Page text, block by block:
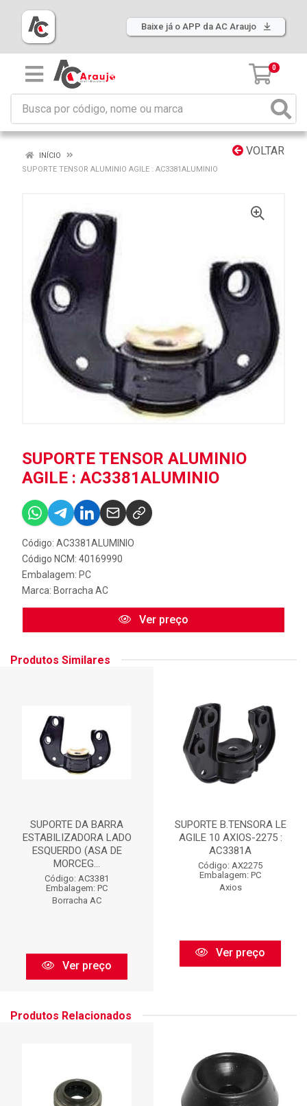
Baixe já o APP da AC Araujo
0
VOLTAR
INÍCIO
SUPORTE TENSOR ALUMINIO AGILE : AC3381ALUMINIO
SUPORTE TENSOR ALUMINIO
AGILE : AC3381ALUMINIO
Código: AC3381ALUMINIO
Código NCM: 40169990
Embalagem: PC
Marca: Borracha AC
Ver preço
Produtos Similares
SUPORTE DA BARRA
ESTABILIZADORA LADO
ESQUERDO (ASA DE
MORCEG...
Código: AC3381
Embalagem: PC
Borracha AC
Ver preço
SUPORTE B.TENSORA LE
AGILE 10 AXIOS-2275 :
AC3381A
Código: AX2275
Embalagem: PC
Axios
Ver preço
Produtos Relacionados